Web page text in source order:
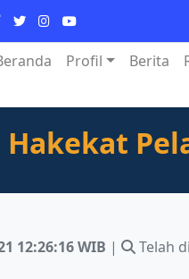
Profil Berita
Hakekat
12:26:16 WIB | Telah